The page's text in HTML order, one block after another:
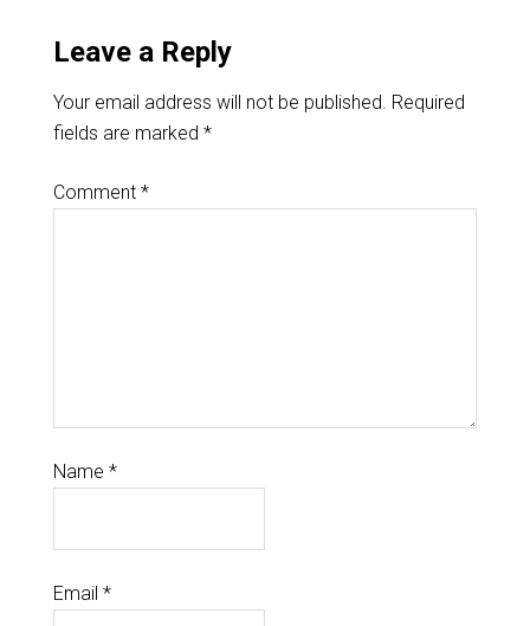
Leave a Reply
Your email address will not be published. Required
fields are marked *
Comment *
Name *
Email *